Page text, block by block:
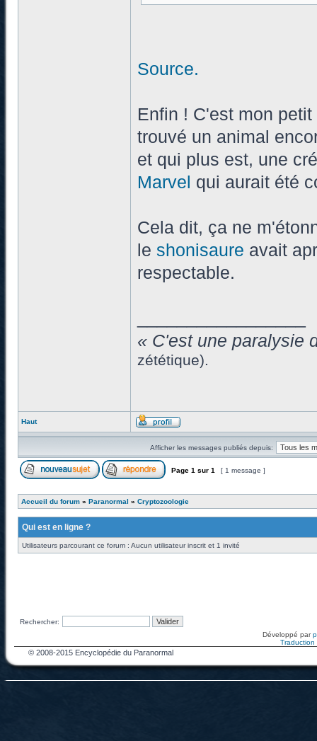
Source.
Enfin ! C'est mon
trouvé un animal
et qui plus est, une
Marvel qui aurait été
Cela dit, ça ne
le shonisaure avait
respectable.
« C'est une paralysie
zététique).
Haut
Afficher les messages publiés depuis:
Page 1 sur 1 [ 1 message ]
Accueil du forum » Paranormal » Cryptozoologie
Qui est en ligne ?
Utilisateurs parcourant ce forum : Aucun utilisateur inscrit et 1 invité
Rechercher:
Développé par
Traduction
© 2008-2015 Encyclopédie du Paranormal